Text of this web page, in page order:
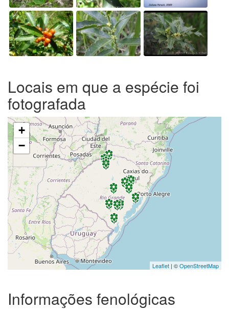
Locais em que a espécie foi
fotografada
+
−
Leaflet | ©OpenStreetMap
Informações fenológicas